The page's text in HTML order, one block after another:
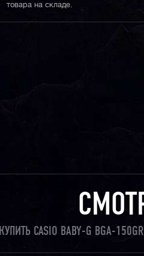
товара на складе.
КУПИТЬ CASIO BABY-G BGA-